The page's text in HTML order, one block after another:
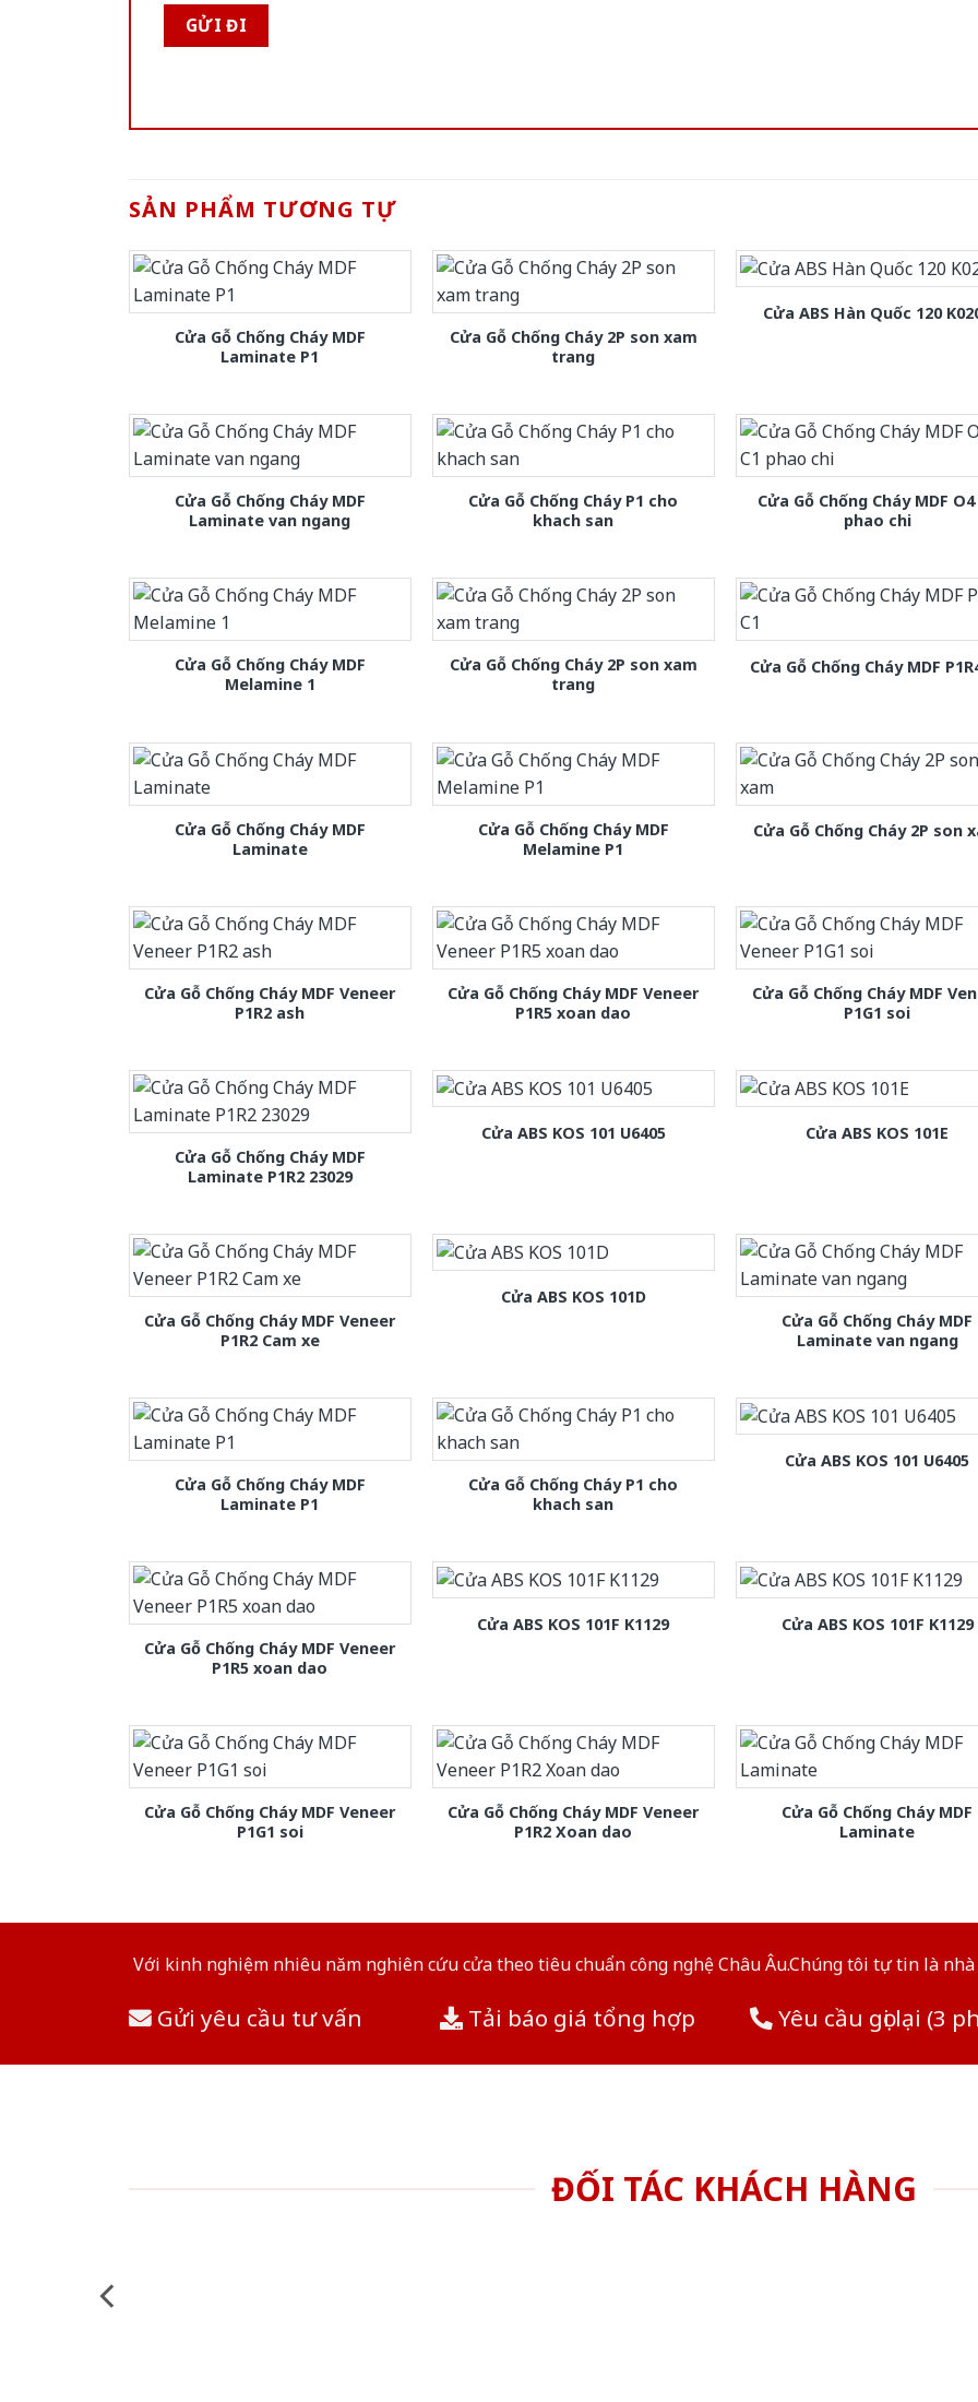
SẢN PHẨM TƯƠNG TỰ
Cửa Gỗ Chống Cháy MDF
Laminate P1
Cửa Gỗ Chống Cháy 2P son xam
trang
Cửa ABS Hàn Quốc 120
Cửa Gỗ Chống Cháy MDF
Laminate van ngang
Cửa Gỗ Chống Cháy P1 cho
khach san
Cửa Gỗ Chống Cháy MDF O4
phao chi
Cửa Gỗ Chống Cháy MDF
Melamine 1
Cửa Gỗ Chống Cháy 2P son xam
trang
Cửa Gỗ Chống Cháy MDF
Cửa Gỗ Chống Cháy MDF
Laminate
Cửa Gỗ Chống Cháy MDF
Melamine P1
Cửa Gỗ Chống Cháy 2P son
Cửa Gỗ Chống Cháy MDF Veneer
P1R2 ash
Cửa Gỗ Chống Cháy MDF Veneer
P1R5 xoan dao
Cửa Gỗ Chống Cháy MDF
P1G1 soi
Cửa Gỗ Chống Cháy MDF
Laminate P1R2 23029
Cửa ABS KOS 101 U6405 Cửa ABS KOS 101E
Cửa Gỗ Chống Cháy MDF Veneer
P1R2 Cam xe
Cửa ABS KOS 101D
Cửa Gỗ Chống Cháy MDF
Laminate van ngang
Cửa Gỗ Chống Cháy MDF
Laminate P1
Cửa Gỗ Chống Cháy P1 cho
khach san
Cửa ABS KOS 101 U6405
Cửa Gỗ Chống Cháy MDF Veneer
P1R5 xoan dao
Cửa ABS KOS 101F K1129 Cửa ABS KOS 101F K1129
Cửa Gỗ Chống Cháy MDF Veneer
P1G1 soi
Cửa Gỗ Chống Cháy MDF Veneer
P1R2 Xoan dao
Cửa Gỗ Chống Cháy MDF
Laminate
Với kinh nghiệm nhiêu năm nghiên cứu cửa theo tiêu chuẩn công nghệ Châu Âu.Chúng tôi tự tin là
Gửi yêu cầu tư vấn Tải báo giá tổng hợp Yêu cầu gọi lại (3
ĐỐI TÁC KHÁCH HÀNG